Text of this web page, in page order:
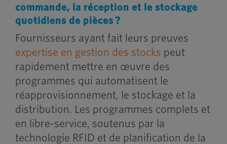
commande, la réception et le stockage
quotidiens de pièces ?
Fournisseurs ayant fait leurs preuves
expertise en gestion des stocks peut
rapidement mettre en œuvre des
programmes qui automatisent le
réapprovisionnement, le stockage et la
distribution. Les programmes complets et
en libre-service, soutenus par la
technologie RFID et de planification de la